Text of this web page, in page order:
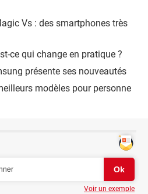
Vs : des smartphones très
ce qui change en pratique ?
présente ses nouveautés
modèles pour personne
Voir un exemple